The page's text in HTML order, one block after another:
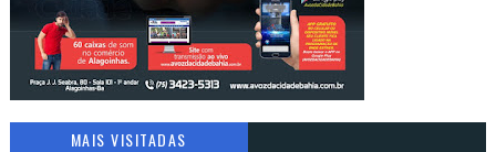
MAIS VISITADAS